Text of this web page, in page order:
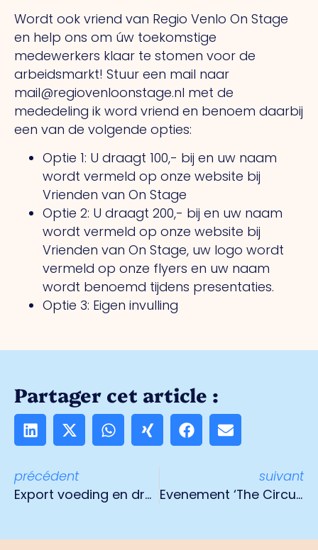
Wordt ook vriend van Regio Venlo On Stage
en help ons om úw toekomstige
medewerkers klaar te stomen voor de
arbeidsmarkt! Stuur een mail naar
mail@regiovenloonstage.nl met de
mededeling ik word vriend en benoem daarbij
een van de volgende opties:
Optie 1: U draagt 100,- bij en uw naam
wordt vermeld op onze website bij
Vrienden van On Stage
Optie 2: U draagt 200,- bij en uw naam
wordt vermeld op onze website bij
Vrienden van On Stage, uw logo wordt
vermeld op onze flyers en uw naam
wordt benoemd tijdens presentaties.
Optie 3: Eigen invulling
Partager cet article :
précédent
Export voeding en dranken goed voor 25 miljard euro
suivant
Evenement ‘The Circular Power’